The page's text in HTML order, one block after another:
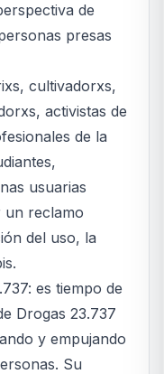
de
presas
cultivadorxs,
activistas de
de la
usuarias
un reclamo
del uso, la
es tiempo de
Drogas 23.737
y empujando
Su